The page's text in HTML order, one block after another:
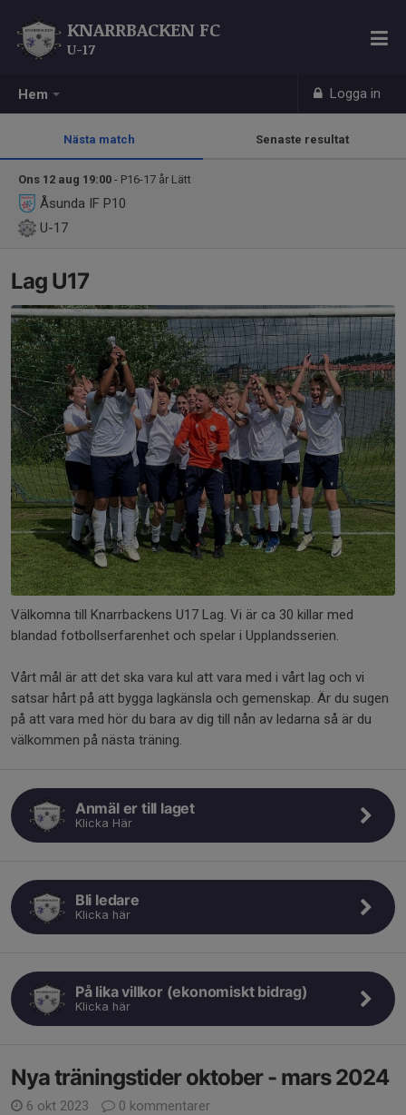
Hem Logga in
KNARRBACKEN FC
U-17
Nästa match Senaste resultat
Ons 12 aug 19:00 - P16-17 år Lätt
Åsunda IF P10
U-17
Lag U17
Välkomna till Knarrbackens U17 Lag. Vi är ca 30 killar med
blandad fotbollserfarenhet och spelar i Upplandsserien.
Vårt mål är att det ska vara kul att vara med i vårt lag och vi
satsar hårt på att bygga lagkänsla och gemenskap. Är du sugen
på att vara med hör du bara av dig till nån av ledarna så är du
välkommen på nästa träning.
Anmäl er till laget
Klicka Här
Bli ledare
Klicka här
På lika villkor (ekonomiskt bidrag)
Klicka här
Nya träningstider oktober - mars 2024
6 okt 2023 0 kommentarer